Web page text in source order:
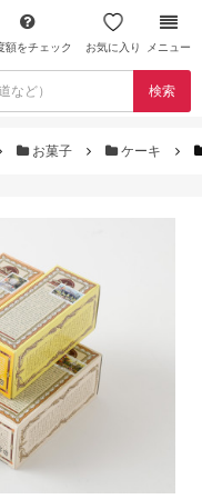
額をチェック お気に入り メニュー
検索
お菓子 ケーキ